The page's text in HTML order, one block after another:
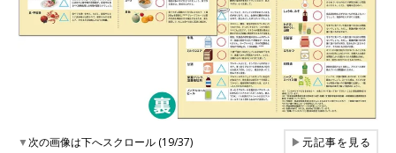
▼次の画像は下へスクロール (19/37) ▶元記事を見る